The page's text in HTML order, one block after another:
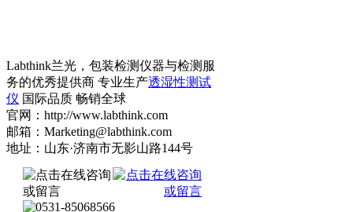
Labthink兰光，包装检测仪器与检测服
务的优秀提供商 专业生产透湿性测试
仪 国际品质 畅销全球
官网：http://www.labthink.com
邮箱：Marketing@labthink.com
地址：山东·济南市无影山路144号